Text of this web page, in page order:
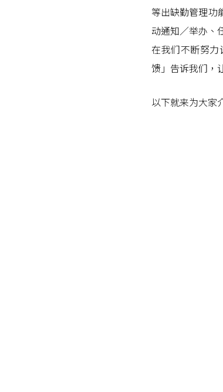
等出缺勤管理功
动通知／举办、
在我们不断努力
馈」告诉我们，
以下就来为大家